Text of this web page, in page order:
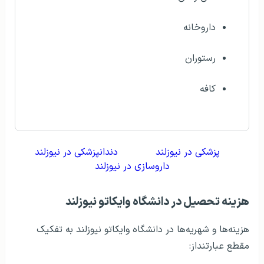
داروخانه
رستوران
کافه
پزشکی در نیوزلند
دندانپزشکی در نیوزلند
داروسازی در نیوزلند
هزینه تحصیل در دانشگاه وایکاتو نیوزلند
هزینه‌ها و شهریه‌ها در دانشگاه وایکاتو نیوزلند به تفکیک
مقطع عبارتنداز: